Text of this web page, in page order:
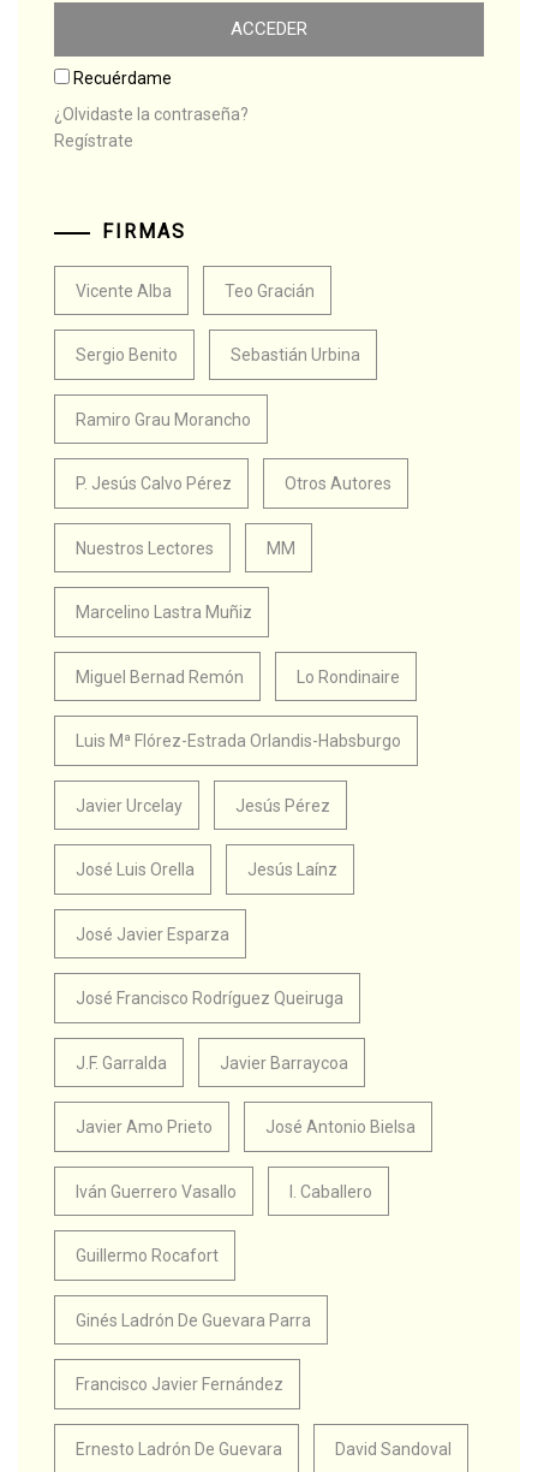
Recuérdame
¿Olvidaste la contraseña?
Regístrate
FIRMAS
Vicente Alba Teo Gracián
Sergio Benito Sebastián Urbina
Ramiro Grau Morancho
P. Jesús Calvo Pérez Otros Autores
Nuestros Lectores MM
Marcelino Lastra Muñiz
Miguel Bernad Remón Lo Rondinaire
Luis Mª Flórez-Estrada Orlandis-Habsburgo
Javier Urcelay Jesús Pérez
José Luis Orella Jesús Laínz
José Javier Esparza
José Francisco Rodríguez Queiruga
J.F. Garralda Javier Barraycoa
Javier Amo Prieto José Antonio Bielsa
Iván Guerrero Vasallo I. Caballero
Guillermo Rocafort
Ginés Ladrón De Guevara Parra
Francisco Javier Fernández
Ernesto Ladrón De Guevara David Sandoval